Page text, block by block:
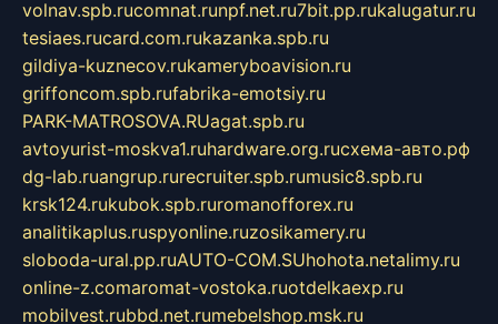
volnav.spb.rucomnat.runpf.net.ru7bit.pp.rukalugatur.ru
tesiaes.rucard.com.rukazanka.spb.ru
gildiya-kuznecov.rukameryboavision.ru
griffoncom.spb.rufabrika-emotsiy.ru
PARK-MATROSOVA.RUagat.spb.ru
avtoyurist-moskva1.ruhardware.org.ruсхема-авто.рф
dg-lab.ruangrup.rurecruiter.spb.rumusic8.spb.ru
krsk124.rukubok.spb.ruromanofforex.ru
analitikaplus.ruspyonline.ruzosikamery.ru
sloboda-ural.pp.ruAUTO-COM.SUhohota.netalimy.ru
online-z.comaromat-vostoka.ruotdelkaexp.ru
mobilvest.rubbd.net.rumebelshop.msk.ru